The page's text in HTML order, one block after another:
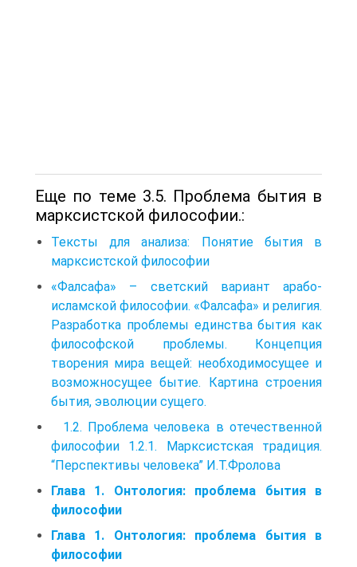
Еще по теме 3.5. Проблема бытия в
марксистской философии.:
Тексты для анализа: Понятие бытия в
марксистской философии
«Фалсафа» – светский вариант арабо-
исламской философии. «Фалсафа» и религия.
Разработка проблемы единства бытия как
философской проблемы. Концепция
творения мира вещей: необходимосущее и
возможносущее бытие. Картина строения
бытия, эволюции сущего.
1.2. Проблема человека в отечественной
философии 1.2.1. Марксистская традиция.
“Перспективы человека” И.Т.Фролова
Глава 1. Онтология: проблема бытия в
философии
Глава 1. Онтология: проблема бытия в
философии